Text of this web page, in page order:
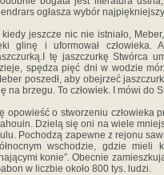
ogłasza wybór
kiedy jeszcze nic nie istniało,
glinę i uformował człowieka.
tę jaszczurkę Stwórca
spędza pięć dni w wodzie
poszedł, aby obejrzeć
na brzegu. To człowiek. I mówi do
opowieść o stworzeniu człowieka
Dzielą się oni na wiele
Pochodzą zapewne z rejonu
wschodzie, gdzie mieli
konie”. Obecnie
w liczbie około 800 tys. ludzi.